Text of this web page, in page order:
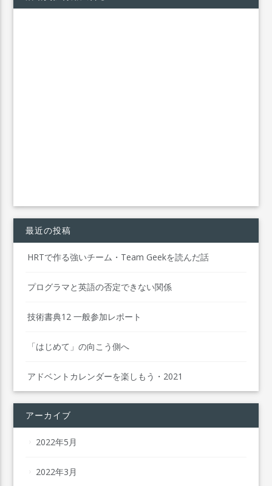
最近の投稿
HRTで作る強いチーム・Team Geekを読んだ話
プログラマと英語の否定できない関係
技術書典12 一般参加レポート
「はじめて」の向こう側へ
アドベントカレンダーを楽しもう・2021
アーカイブ
2022年5月
2022年3月